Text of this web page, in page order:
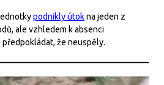
podnikly útokna jeden z
ale vzhledem k absenci
že neuspěly.